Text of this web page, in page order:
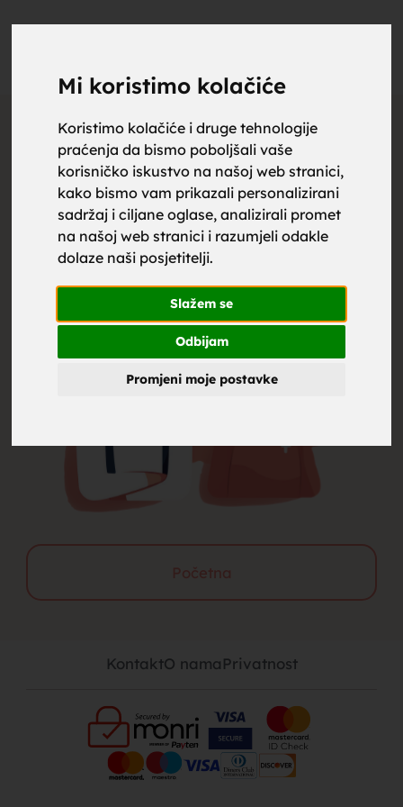
Mi koristimo kolačiće
Koristimo kolačiće i druge tehnologije
praćenja da bismo poboljšali vaše
korisničko iskustvo na našoj web stranici,
kako bismo vam prikazali personalizirani
sadržaj i ciljane oglase, analizirali promet
na našoj web stranici i razumjeli odakle
dolaze naši posjetitelji.
Slažem se
Odbijam
Promjeni moje postavke
404
Oglas nije pronađen
KontaktO namaPrivatnost
upoznaj
za brak,
zene za
brak,
muskarci
za brak,